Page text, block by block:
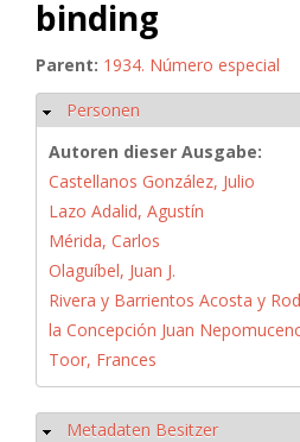
binding
Parent: 1934. Número especial
Hide
Personen
Autoren dieser Ausgabe:
Castellanos González, Julio
Lazo Adalid, Agustín
Mérida, Carlos
Olaguíbel, Juan J.
Rivera y Barrientos Acosta y
la Concepción Juan
Toor, Frances
Hide
Metadaten Besitzer